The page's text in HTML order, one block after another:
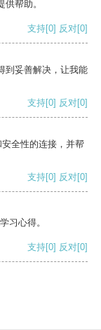
帮助。
支持[0] 反对[0]
到妥善解决，让我能
支持[0] 反对[0]
全性的连接，并帮
支持[0] 反对[0]
习心得。
支持[0] 反对[0]